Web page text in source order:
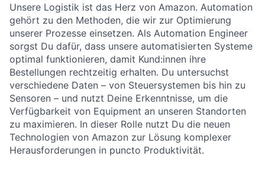
Unsere Logistik ist das Herz von Amazon. Automation
gehört zu den Methoden, die wir zur Optimierung
unserer Prozesse einsetzen. Als Automation Engineer
sorgst Du dafür, dass unsere automatisierten Systeme
optimal funktionieren, damit Kund:innen ihre
Bestellungen rechtzeitig erhalten. Du untersuchst
verschiedene Daten – von Steuersystemen bis hin zu
Sensoren – und nutzt Deine Erkenntnisse, um die
Verfügbarkeit von Equipment an unseren Standorten
zu maximieren. In dieser Rolle nutzt Du die neuen
Technologien von Amazon zur Lösung komplexer
Herausforderungen in puncto Produktivität.